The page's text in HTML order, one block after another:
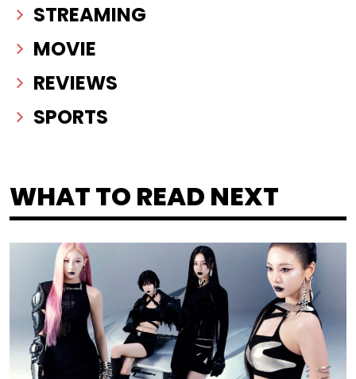
STREAMING
MOVIE
REVIEWS
SPORTS
WHAT TO READ NEXT